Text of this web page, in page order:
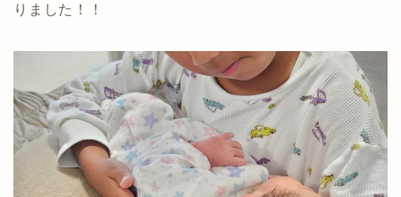
りました！！